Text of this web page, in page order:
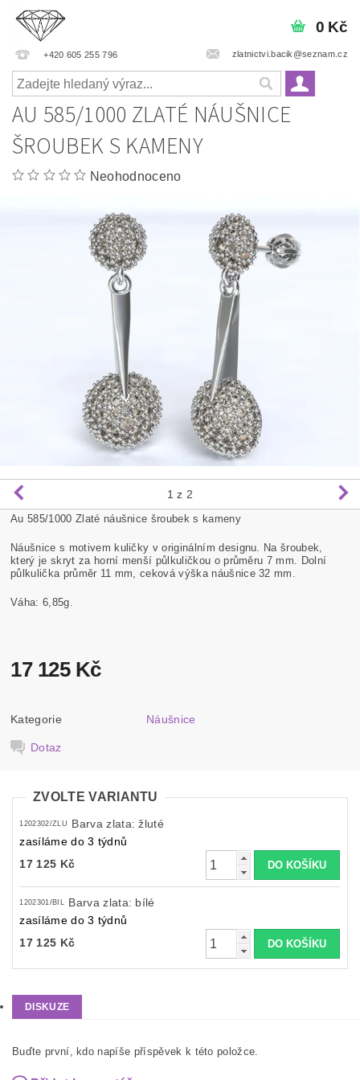
+420 605 255 796 zlatnictvi.bacik@seznam.cz
0 Kč
AU 585/1000 ZLATÉ NÁUŠNICE
ŠROUBEK S KAMENY
Neohodnoceno
1 z 2
Au 585/1000 Zlaté náušnice šroubek s kameny
Náušnice s motivem kuličky v originálním designu. Na šroubek,
který je skryt za horní menší půlkuličkou o průměru 7 mm. Dolní
půlkulička průměr 11 mm, ceková výška náušnice 32 mm.
Váha: 6,85g.
17 125 Kč
Kategorie Náušnice
Dotaz
ZVOLTE VARIANTU
1202302/ZLU
Barva zlata: žluté
zasíláme do 3 týdnů
17 125 Kč
1202301/BIL
Barva zlata: bílé
zasíláme do 3 týdnů
17 125 Kč
DISKUZE
Buďte první, kdo napíše příspěvek k této položce.